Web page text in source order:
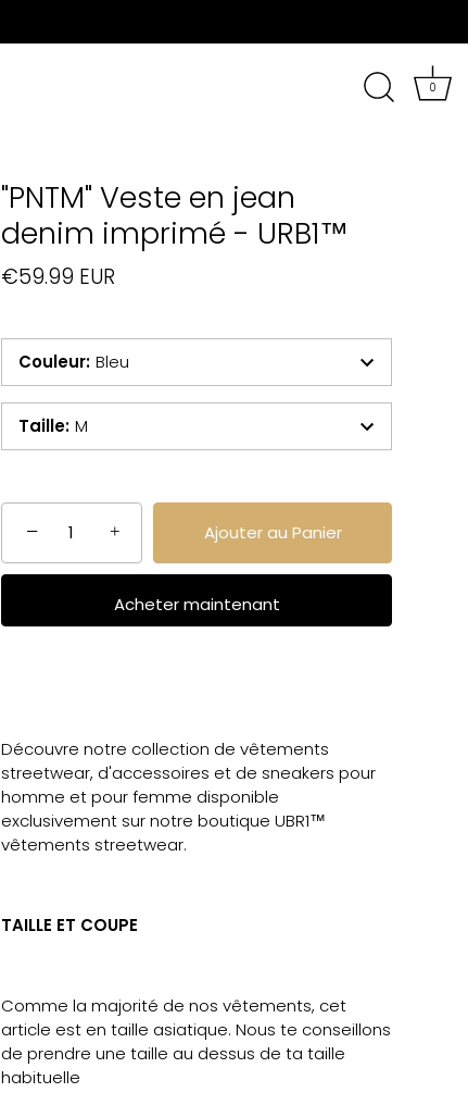
0
"PNTM" Veste en jean
denim imprimé - URB1™
€59.99 EUR
Couleur: Bleu
Taille: M
− + Ajouter au Panier
Acheter maintenant
Découvre notre collection de vêtements
streetwear, d'accessoires et de sneakers pour
homme et pour femme disponible
exclusivement sur notre boutique UBR1™
vêtements streetwear.
TAILLE ET COUPE
Comme la majorité de nos vêtements, cet
article est en taille asiatique. Nous te conseillons
de prendre une taille au dessus de ta taille
habituelle